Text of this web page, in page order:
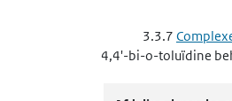
3.3.7
4,4'-bi-o-toluïdine